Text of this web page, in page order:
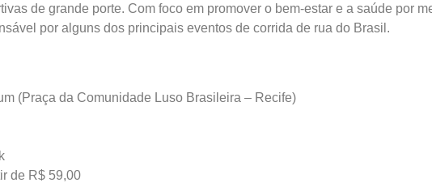
de grande porte. Com foco em promover o bem-estar e a saúde por
por alguns dos principais eventos de corrida de rua do Brasil.
(Praça da Comunidade Luso Brasileira – Recife)
de R$ 59,00